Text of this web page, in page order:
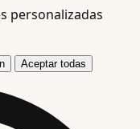
personalizadas
Aceptar todas